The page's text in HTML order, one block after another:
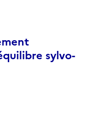
sylvo-